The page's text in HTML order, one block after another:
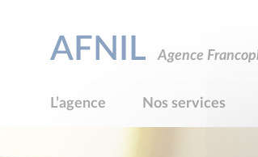
AFNIL Agence
L’agence Nos services